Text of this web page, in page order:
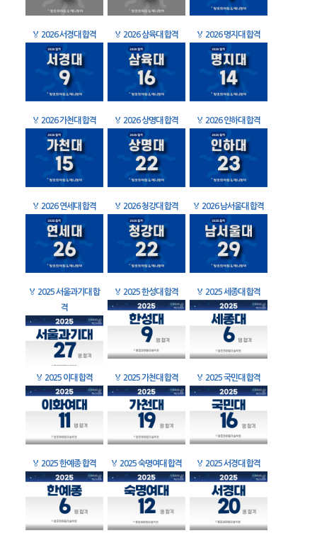
🏅 2026 서경대 합격 🏅 2026 삼육대 합격 🏅 2026 명지대 합격
🏅 2026 가천대 합격 🏅 2026 상명대 합격 🏅 2026 인하대 합격
🏅 2026 연세대 합격 🏅 2026 청강대 합격 🏅 2026 남서울대 합격
🏅 2025 서울과기대 합
격
🏅 2025 한성대 합격 🏅 2025 세종대 합격
🏅 2025 이대 합격 🏅 2025 가천대 합격 🏅 2025 국민대 합격
🏅 2025 한예종 합격 🏅 2025 숙명여대 합격 🏅 2025 서경대 합격